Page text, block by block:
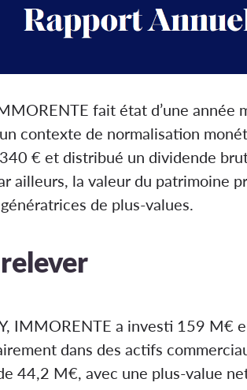
fait état d’une année
contexte de normalisation
€ et distribué un dividende
ailleurs, la valeur du patrimoine
de plus-values​.
IMMORENTE a investi 159 M€
dans des actifs
44,2 M€, avec une plus-value